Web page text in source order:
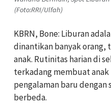
(Foto:RRI/Ulfah)
KBRN, Bone: Liburan
dinantikan banyak orang,
anak. Rutinitas harian di
terkadang membuat
pengalaman baru dengan
berbeda.